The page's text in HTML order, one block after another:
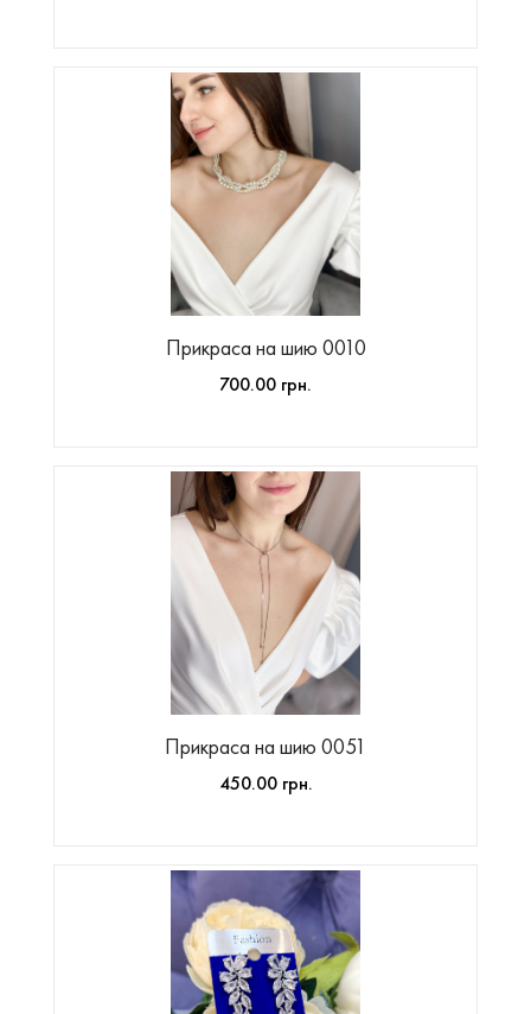
Прикраса на шию 0010
700.00 грн.
Прикраса на шию 0051
450.00 грн.